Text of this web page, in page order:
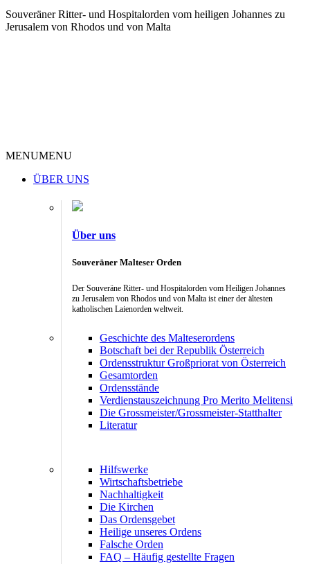
Souveräner Ritter- und Hospitalorden vom heiligen Johannes zu
Jerusalem von Rhodos und von Malta
MENUMENU
ÜBER UNS
Über uns
Souveräner Malteser Orden
Der Souveräne Ritter- und Hospitalorden vom Heiligen Johannes
zu Jerusalem von Rhodos und von Malta ist einer der ältesten
katholischen Laienorden weltweit.
Geschichte des Malteserordens
Botschaft bei der Republik Österreich
Ordensstruktur Großpriorat von Österreich
Gesamtorden
Ordensstände
Verdienstauszeichnung Pro Merito Melitensi
Die Grossmeister/Grossmeister-Statthalter
Literatur
Hilfswerke
Wirtschaftsbetriebe
Nachhaltigkeit
Die Kirchen
Das Ordensgebet
Heilige unseres Ordens
Falsche Orden
FAQ – Häufig gestellte Fragen